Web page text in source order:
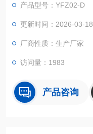
产品型号：YFZ02-D
更新时间：2026-03-18
厂商性质：生产厂家
访问量：1983
产品咨询